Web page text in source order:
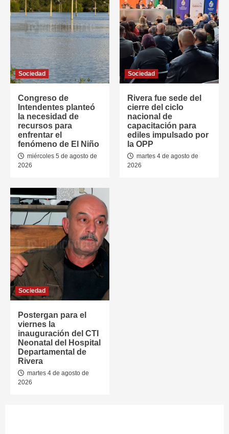
Sociedad
Congreso de
Intendentes planteó
la necesidad de
recursos para
enfrentar el
fenómeno de El Niño
miércoles 5 de agosto de
2026
Sociedad
Rivera fue sede del
cierre del ciclo
nacional de
capacitación para
ediles impulsado por
la OPP
martes 4 de agosto de
2026
Sociedad
Postergan para el
viernes la
inauguración del CTI
Neonatal del Hospital
Departamental de
Rivera
martes 4 de agosto de
2026